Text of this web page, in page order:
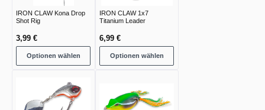
IRON CLAW Kona Drop
Shot Rig
3,99 €
Optionen wählen
IRON CLAW 1x7
Titanium Leader
6,99 €
Optionen wählen